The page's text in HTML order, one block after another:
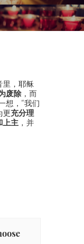
里，耶稣
废除，而
想，“我们
更充分理
上主 ，并